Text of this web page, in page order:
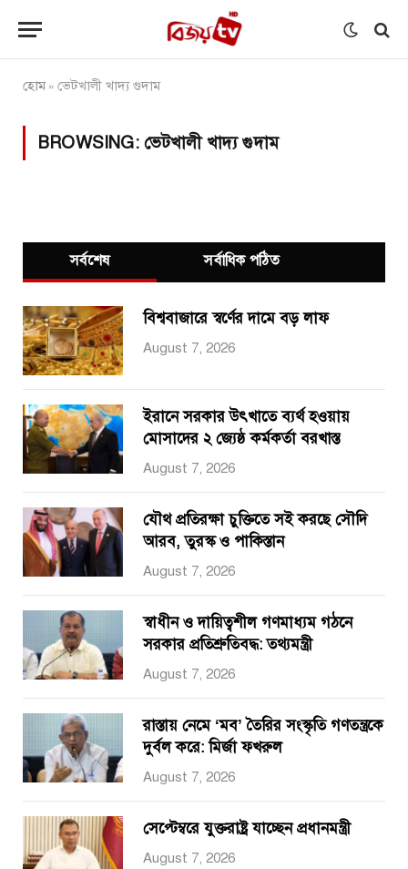
হোম» ভেটখালী খাদ্য গুদাম
BROWSING: ভেটখালী খাদ্য গুদাম
সর্বশেষ সর্বাধিক পঠিত
বিশ্ববাজারে স্বর্ণের দামে বড় লাফ
August 7, 2026
ইরানে সরকার উৎখাতে ব্যর্থ হওয়ায়
মোসাদের ২ জ্যেষ্ঠ কর্মকর্তা বরখাস্ত
August 7, 2026
যৌথ প্রতিরক্ষা চুক্তিতে সই করছে সৌদি
আরব, তুরস্ক ও পাকিস্তান
August 7, 2026
স্বাধীন ও দায়িত্বশীল গণমাধ্যম গঠনে
সরকার প্রতিশ্রুতিবদ্ধ: তথ্যমন্ত্রী
August 7, 2026
রাস্তায় নেমে ‘মব’ তৈরির সংস্কৃতি গণতন্ত্রকে
দুর্বল করে: মির্জা ফখরুল
August 7, 2026
সেপ্টেম্বরে যুক্তরাষ্ট্র যাচ্ছেন প্রধানমন্ত্রী
August 7, 2026